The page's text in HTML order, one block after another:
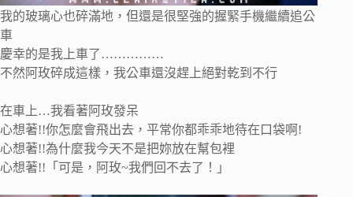
我的玻璃心也碎滿地，但還是很堅強的握緊手機繼續追公
車
慶幸的是我上車了……………
不然阿玫碎成這樣，我公車還沒趕上絕對乾到不行
在車上…我看著阿玫發呆
心想著!!你怎麼會飛出去，平常你都乖乖地待在口袋啊!
心想著!!為什麼我今天不是把妳放在幫包裡
心想著!!「可是，阿玫~我們回不去了！」